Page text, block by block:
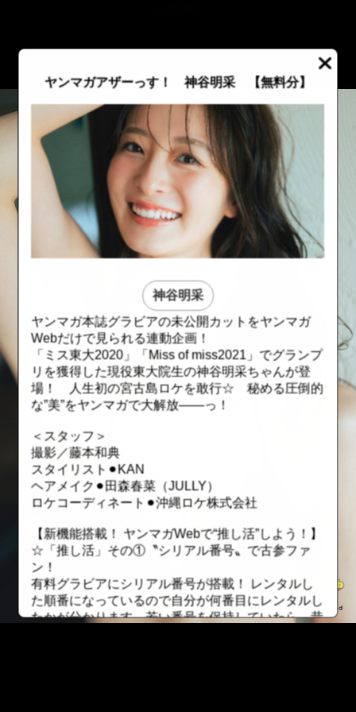
ヤンマガアザーっす！ 神谷明采 【無料分】
神谷明采
ヤンマガ本誌グラビアの未公開カットをヤンマガ
Webだけで見られる連動企画！
「ミス東大2020」「Miss of miss2021」でグランプ
リを獲得した現役東大院生の神谷明采ちゃんが登
場！ 人生初の宮古島ロケを敢行☆ 秘める圧倒的
な”美”をヤンマガで大解放――っ！
＜スタッフ＞
撮影／藤本和典
スタイリスト⚫︎KAN
ヘアメイク⚫︎田森春菜（JULLY）
ロケコーディネート⚫︎沖縄ロケ株式会社
【新機能搭載！ ヤンマガWebで“推し活”しよう！】
☆「推し活」その①〝シリアル番号〟で古参ファ
ン！
有料グラビアにシリアル番号が搭載！ レンタルし
た順番になっているので自分が何番目にレンタルし
たかが分かります。若い番号を保持していたら、昔
::fzkqzrz.oi ::fzkqzrz.oi